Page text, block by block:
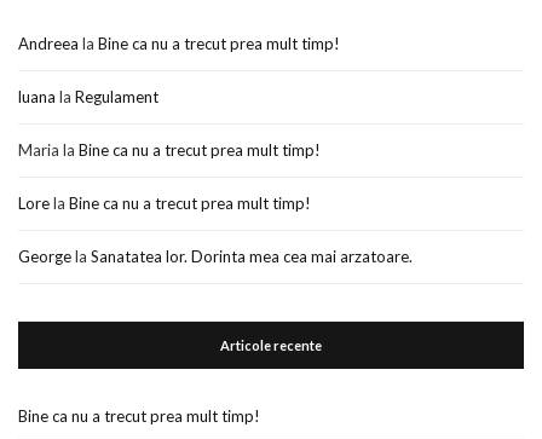
Andreea la Bine ca nu a trecut prea mult timp!
luana la Regulament
Maria la Bine ca nu a trecut prea mult timp!
Lorela Bine ca nu a trecut prea mult timp!
Georgela Sanatatea lor. Dorinta mea cea mai arzatoare.
Articole recente
Bine ca nu a trecut prea mult timp!